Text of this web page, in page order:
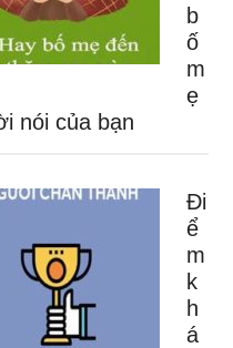
b
ố
m
ẹ
nói của bạn
Đi
ể
m
k
h
á